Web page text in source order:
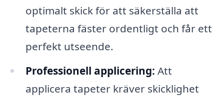
optimalt skick för att säkerställa att
tapeterna fäster ordentligt och får ett
perfekt utseende.
Professionell applicering: Att
applicera tapeter kräver skicklighet